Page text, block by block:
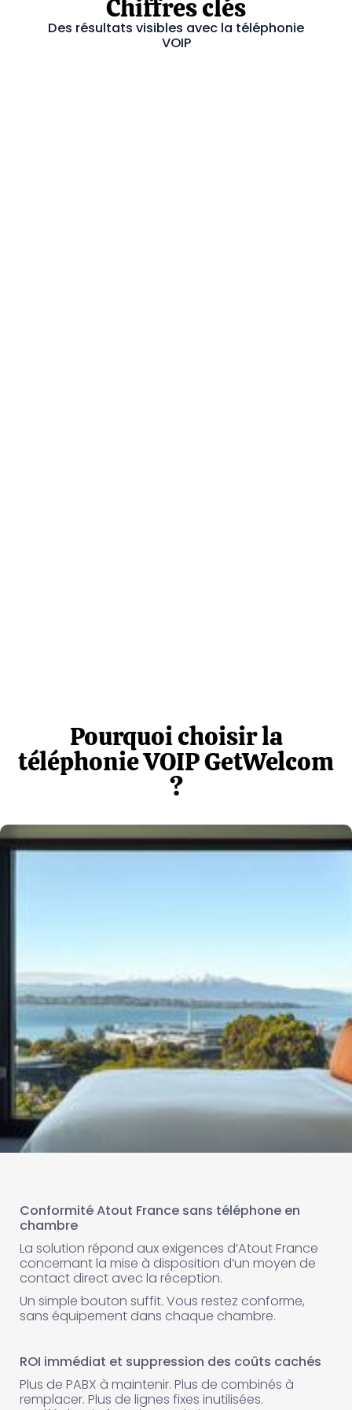
Chiffres clés
Des résultats visibles avec la téléphonie
VOIP
Pourquoi choisir la
téléphonie VOIP GetWelcom
?
Conformité Atout France sans téléphone en
chambre
La solution répond aux exigences d’Atout France
concernant la mise à disposition d’un moyen de
contact direct avec la réception.
Un simple bouton suffit. Vous restez conforme,
sans équipement dans chaque chambre.
ROI immédiat et suppression des coûts cachés
Plus de PABX à maintenir. Plus de combinés à
remplacer. Plus de lignes fixes inutilisées.